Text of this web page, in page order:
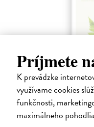
Príjmete
K prevádzke
využívame cookies
funkčnosti,
maximálneho
Kapradiny
Sundin Anton,
Jakmile se jednou začnete
– v přírodě i v zahradách, v
vzhledem se výrazně liší od
Zasielame do 12 dní